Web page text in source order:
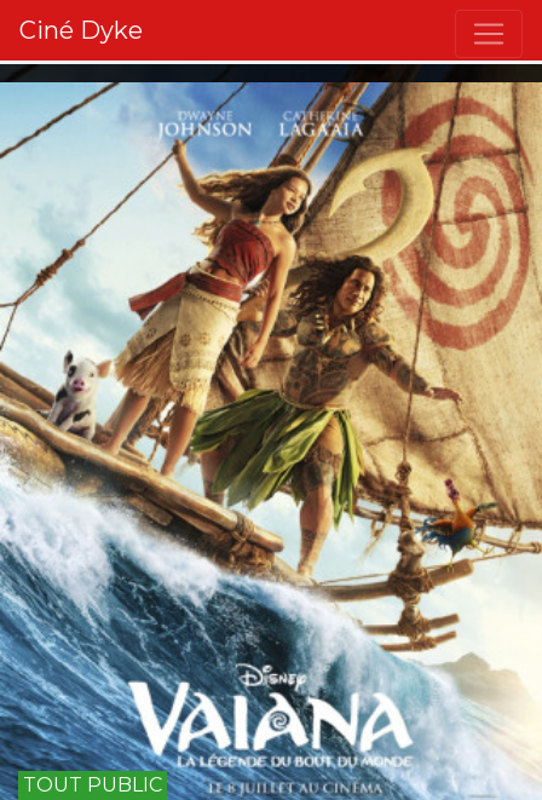
Ciné Dyke
TOUT PUBLIC